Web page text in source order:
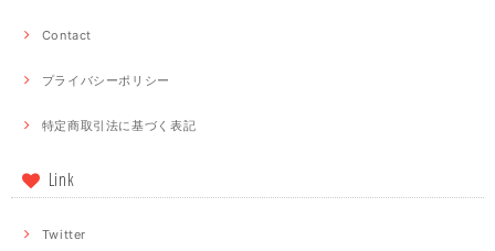
Contact
プライバシーポリシー
特定商取引法に基づく表記
Link
Twitter